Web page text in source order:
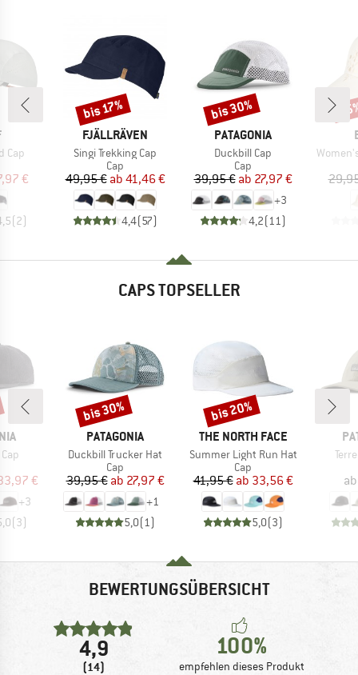
Cap
Preis
€
(2)
MARKE
FJÄLLRÄVEN
Artikel
Singi Trekking Cap
Produktgruppe
Cap
Preis
49,95 € reduzierter Preis
ab 41,46 €
4,4(57)
Rabatt
bis 17%
MARKE
PATAGONIA
Artikel
Duckbill Cap
Produktgruppe
Cap
Preis
39,95 € reduzierter Preis
ab 27,97 €
+3
4,2(11 )
Rabatt
bis 30%
Artikel
CAPS TOPSELLER
Preis
€
+3
(3)
MARKE
PATAGONIA
Artikel
Duckbill Trucker Hat
Produktgruppe
Cap
Preis
39,95 € reduzierter Preis
ab 27,97 €
+1
5,0(1)
Rabatt
bis 30%
MARKE
THE NORTH FACE
Artikel
Summer Light Run Hat
Produktgruppe
Cap
Preis
41,95 € reduzierter Preis
ab 33,56 €
5,0(3)
Rabatt
bis 20%
ab
BEWERTUNGSÜBERSICHT
4,9
(14)
100%
empfehlen dieses Produkt